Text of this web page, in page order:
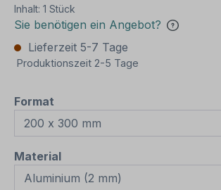
Inhalt: 1 Stück
Sie benötigen ein Angebot?
Lieferzeit 5-7 Tage
Produktionszeit 2-5 Tage
Format
Materialauswählen